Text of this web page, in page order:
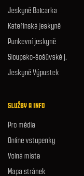
Jeskyně Balcarka
Kateřinská jeskyně
Punkevní jeskyně
Sloupsko-šošůvské j.
Jeskyně Výpustek
SLUŽBY A INFO
Pro média
Online vstupenky
Volná místa
Mapa stránek